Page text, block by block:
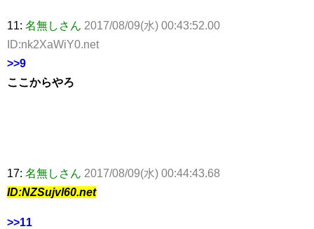
11: 名無しさん 2017/08/09(水) 00:43:52.00
ID:nk2XaWiY0.net
>>9
ここからやろ
17: 名無しさん 2017/08/09(水) 00:44:43.68
ID:NZSujvl60.net
>>11